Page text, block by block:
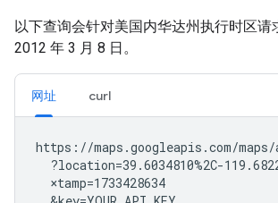
以下查询会针对美国内华达州执行时区请
2012 年 3 月 8 日。
网址 curl
https://maps.googleapis.com/
?location=39.6034810%2C-
  ×tamp=1733428634